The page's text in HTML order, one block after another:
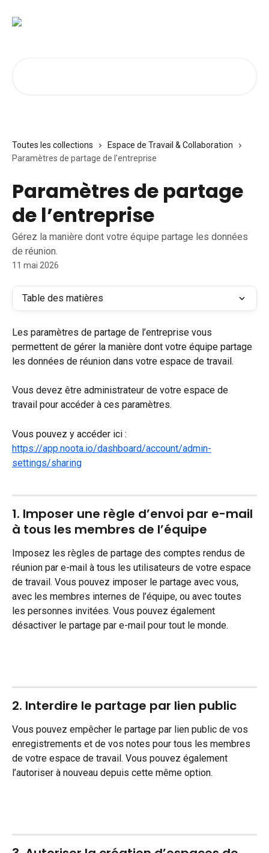
Toutes les collections
Espace de Travail & Collaboration
Paramètres de partage de l’entreprise
Paramètres de partage
de l’entreprise
Gérez la manière dont votre équipe partage les données
de réunion.
11 mai 2026
Table des matières
Les paramètres de partage de l’entreprise vous
permettent de gérer la manière dont votre équipe partage
les données de réunion dans votre espace de travail.
Vous devez être administrateur de votre espace de
travail pour accéder à ces paramètres.
Vous pouvez y accéder ici :
https://app.noota.io/dashboard/account/admin-
settings/sharing
1. Imposer une règle d’envoi par e-mail
à tous les membres de l’équipe
Imposez les règles de partage des comptes rendus de
réunion par e-mail à tous les utilisateurs de votre espace
de travail. Vous pouvez imposer le partage avec vous,
avec les membres internes de l’équipe, ou avec toutes
les personnes invitées. Vous pouvez également
désactiver le partage par e-mail pour tout le monde.
2. Interdire le partage par lien public
Vous pouvez empêcher le partage par lien public de vos
enregistrements et de vos notes pour tous les membres
de votre espace de travail. Vous pouvez également
l’autoriser à nouveau depuis cette même option.